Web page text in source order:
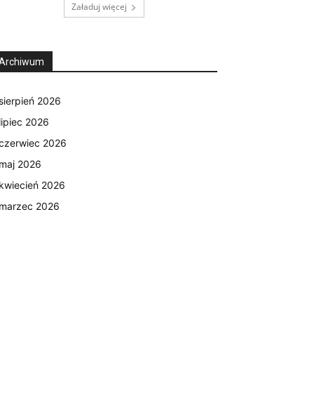
Załaduj więcej
sierpień 2026
lipiec 2026
2026
maj 2026
kwiecień 2026
marzec 2026